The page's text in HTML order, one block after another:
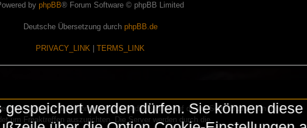
by phpBB® Forum Software © phpBB Limited
Deutsche Übersetzung durch phpBB.de
PRIVACY_LINK TERMS_LINK
Wir sind nicht kommerziell und die Banner auf dieser Seite finanzieren die
um Freaktreffen auszurichten. Die Server werden durch die
werden dürfen. Sie können diese